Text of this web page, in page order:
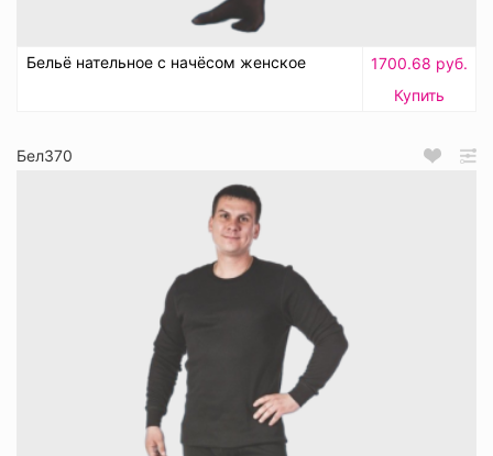
Бельё нательное с начёсом женское
1700.68 руб.
Купить
Бел370